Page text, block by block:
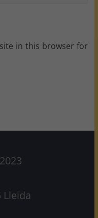
in this browser for
Lleida